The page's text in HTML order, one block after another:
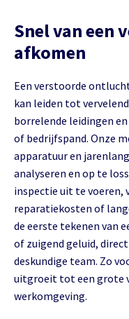
Snel van een
afkomen
Een verstoorde
kan leiden tot
borrelende leidingen
of bedrijfspand. Onze
apparatuur en
analyseren en op te
inspectie uit te voeren,
reparatiekosten of
de eerste tekenen van
of zuigend geluid,
deskundige team. Zo
uitgroeit tot een grote
werkomgeving.